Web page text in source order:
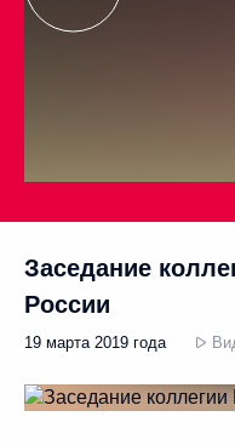
Заседание
России
19 марта 2019 года